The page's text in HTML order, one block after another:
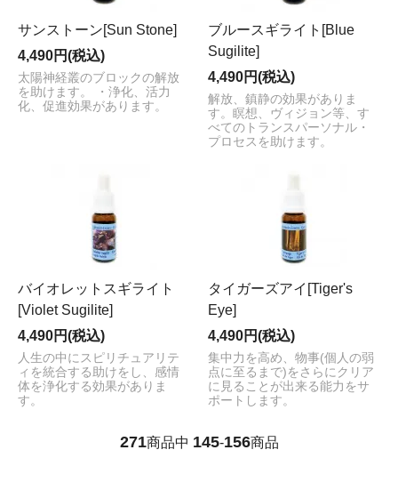
サンストーン[Sun Stone]
4,490円(税込)
太陽神経叢のブロックの解放
を助けます。 ・浄化、活力
化、促進効果があります。
ブルースギライト[Blue
Sugilite]
4,490円(税込)
解放、鎮静の効果がありま
す。瞑想、ヴィジョン等、す
べてのトランスパーソナル・
プロセスを助けます。
バイオレットスギライト
[Violet Sugilite]
4,490円(税込)
人生の中にスピリチュアリテ
ィを統合する助けをし、感情
体を浄化する効果がありま
す。
タイガーズアイ[Tiger's
Eye]
4,490円(税込)
集中力を高め、物事(個人の弱
点に至るまで)をさらにクリア
に見ることが出来る能力をサ
ポートします。
271商品中 145-156商品